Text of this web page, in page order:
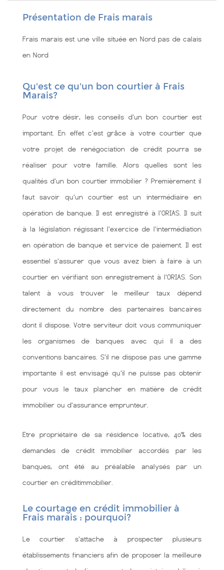
Présentation de Frais marais
Frais marais est une ville située en Nord pas de calais
en Nord
Qu'est ce qu'un bon courtier à Frais
Marais?
Pour votre désir, les conseils d'un bon courtier est
important. En effet c'est grâce à votre courtier que
votre projet de renégociation de crédit pourra se
réaliser pour votre famille. Alors quelles sont les
qualités d'un bon courtier immobilier ? Premièrement il
faut savoir qu'un courtier est un intermédiaire en
opération de banque. Il est enregistré à l'ORIAS. Il suit
à la législation régissant l'exercice de l'intermédiation
en opération de banque et service de paiement. Il est
essentiel s'assurer que vous avez bien à faire à un
courtier en vérifiant son enregistrement à l'ORIAS. Son
talent à vous trouver le meilleur taux dépend
directement du nombre des partenaires bancaires
dont il dispose. Votre serviteur doit vous communiquer
les organismes de banques avec qui il a des
conventions bancaires. S'il ne dispose pas une gamme
importante il est envisagé qu'il ne puisse pas obtenir
pour vous le taux plancher en matière de crédit
immobilier ou d'assurance emprunteur.
Etre propriétaire de sa résidence locative, 40% des
demandes de crédit immobilier accordés par les
banques, ont été au préalable analysés par un
courtier en créditimmobilier.
Le courtage en crédit immobilier à
Frais marais : pourquoi?
Le courtier s'attache à prospecter plusieurs
établissements financiers afin de proposer la meilleure